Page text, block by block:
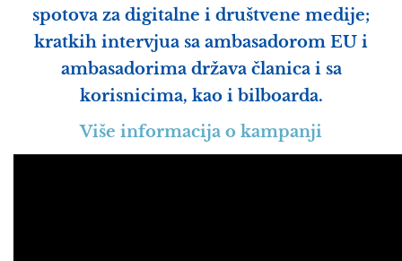
spotova za digitalne i društvene medije;
kratkih intervjua sa ambasadorom EU i
ambasadorima država članica i sa
korisnicima, kao i bilboarda.
Više informacija o kampanji